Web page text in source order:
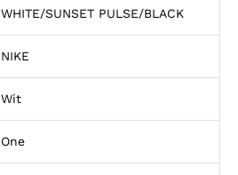
WHITE/SUNSET PULSE/BLACK
NIKE
Wit
One